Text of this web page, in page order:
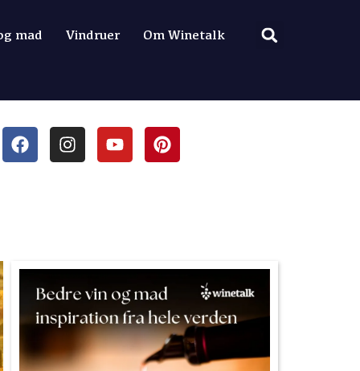
mad Vindruer Om Winetalk